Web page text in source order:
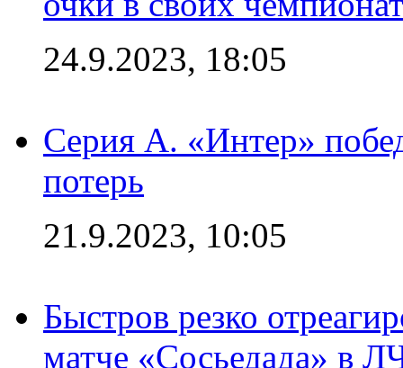
24.9.2023, 18:05
Серия А. «Интер»
потерь
21.9.2023, 10:05
Быстров резко
матче «Сосьедада» в